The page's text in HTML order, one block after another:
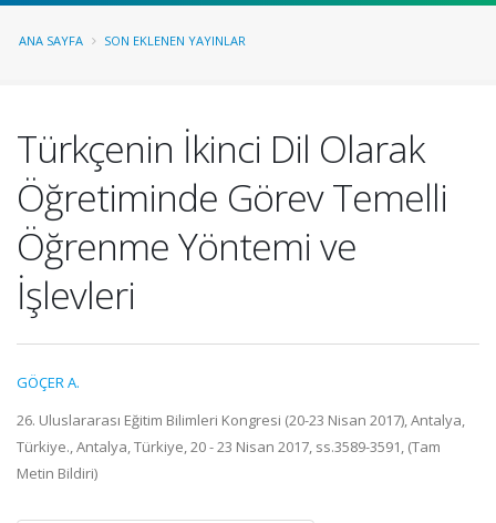
ANA SAYFA SON EKLENEN YAYINLAR
Türkçenin İkinci Dil Olarak
Öğretiminde Görev Temelli
Öğrenme Yöntemi ve
İşlevleri
GÖÇER A.
26. Uluslararası Eğitim Bilimleri Kongresi (20-23 Nisan 2017), Antalya,
Türkiye., Antalya, Türkiye, 20 - 23 Nisan 2017, ss.3589-3591, (Tam
Metin Bildiri)